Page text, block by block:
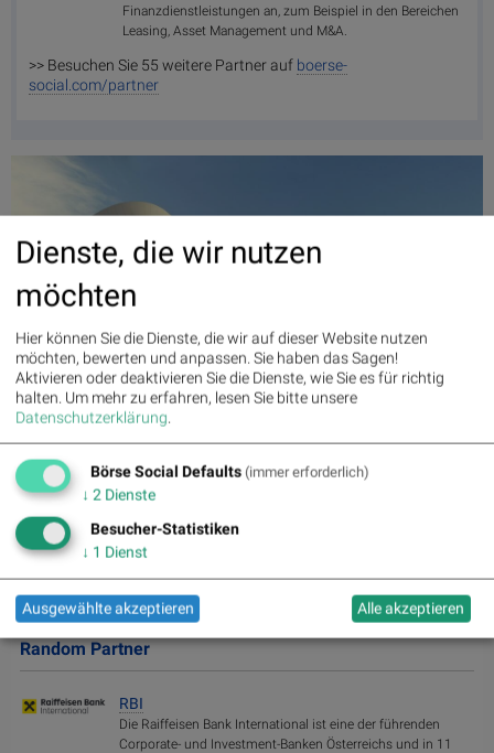
Finanzdienstleistungen an, zum Beispiel in den Bereichen
Leasing, Asset Management und M&A.
>> Besuchen Sie 55 weitere Partner auf boerse-
social.com/partner
Aktien auf dem Radar
Auf dem Radar 1:
Letzter SK:
Random Partner
RBI
Die Raiffeisen Bank International ist eine der führenden
Corporate- und Investment-Banken Österreichs und in 11
Dienste, die wir nutzen
möchten
Hier können Sie die Dienste, die wir auf dieser Website nutzen
möchten, bewerten und anpassen. Sie haben das Sagen!
Aktivieren oder deaktivieren Sie die Dienste, wie Sie es für richtig
halten. Um mehr zu erfahren, lesen Sie bitte unsere
Datenschutzerklärung.
Börse Social Defaults (immer erforderlich)
↓ 2 Dienste
Besucher-Statistiken
↓ 1 Dienst
Ausgewählte akzeptieren Alle akzeptieren